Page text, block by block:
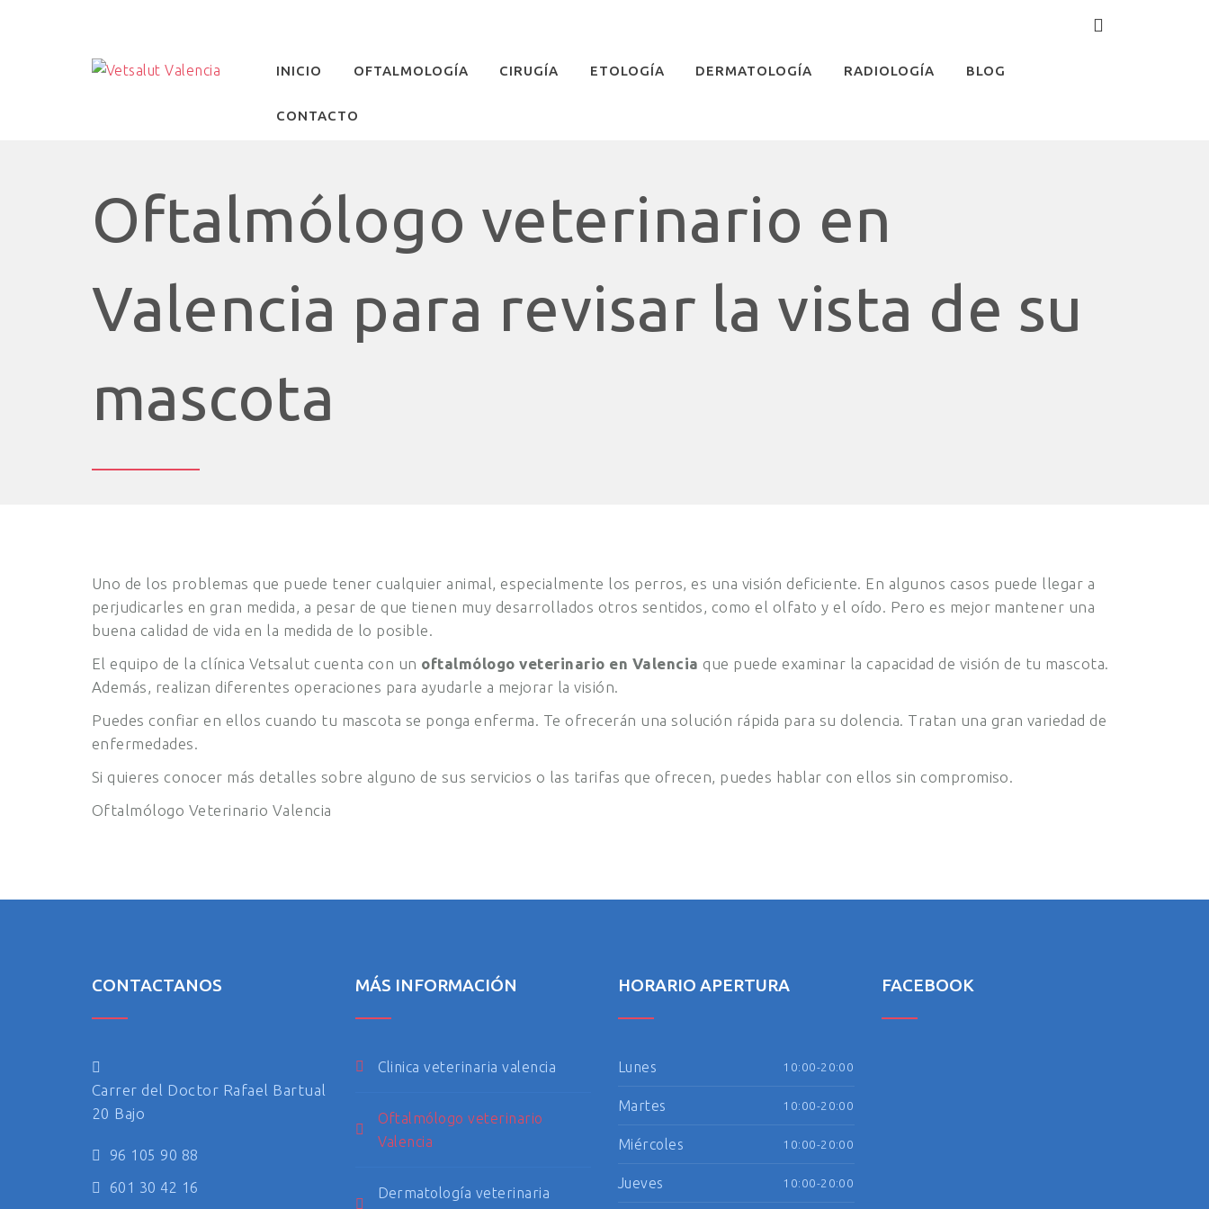
INICIO OFTALMOLOGÍA CIRUGÍA ETOLOGÍA DERMATOLOGÍA RADIOLOGÍA BLOG
CONTACTO
Oftalmólogo veterinario en
Valencia para revisar la vista de su
mascota
Uno de los problemas que puede tener cualquier animal, especialmente los perros, es una visión deficiente. En algunos casos puede llegar a
perjudicarles en gran medida, a pesar de que tienen muy desarrollados otros sentidos, como el olfato y el oído. Pero es mejor mantener una
buena calidad de vida en la medida de lo posible.
El equipo de la clínica Vetsalut cuenta con un oftalmólogo veterinario en Valencia que puede examinar la capacidad de visión de tu mascota.
Además, realizan diferentes operaciones para ayudarle a mejorar la visión.
Puedes confiar en ellos cuando tu mascota se ponga enferma. Te ofrecerán una solución rápida para su dolencia. Tratan una gran variedad de
enfermedades.
Si quieres conocer más detalles sobre alguno de sus servicios o las tarifas que ofrecen, puedes hablar con ellos sin compromiso.
Oftalmólogo Veterinario Valencia
CONTACTANOS
Carrer del Doctor Rafael Bartual
20 Bajo
96 105 90 88
601 30 42 16
MÁS INFORMACIÓN
Clinica veterinaria valencia
Oftalmólogo veterinario
Valencia
Dermatología veterinaria
HORARIO APERTURA
Lunes 10:00-20:00
Martes 10:00-20:00
Miércoles 10:00-20:00
Jueves 10:00-20:00
FACEBOOK